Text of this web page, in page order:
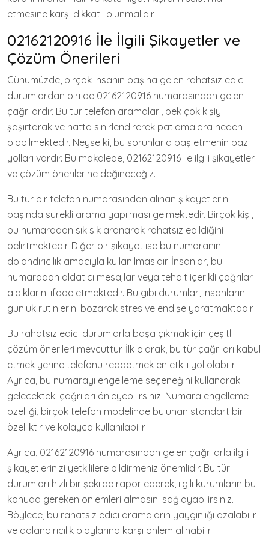
etmesine karşı dikkatli olunmalıdır.
02162120916 İle İlgili Şikayetler ve
Çözüm Önerileri
Günümüzde, birçok insanın başına gelen rahatsız edici
durumlardan biri de 02162120916 numarasından gelen
çağrılardır. Bu tür telefon aramaları, pek çok kişiyi
şaşırtarak ve hatta sinirlendirerek patlamalara neden
olabilmektedir. Neyse ki, bu sorunlarla baş etmenin bazı
yolları vardır. Bu makalede, 02162120916 ile ilgili şikayetler
ve çözüm önerilerine değineceğiz.
Bu tür bir telefon numarasından alınan şikayetlerin
başında sürekli arama yapılması gelmektedir. Birçok kişi,
bu numaradan sık sık aranarak rahatsız edildiğini
belirtmektedir. Diğer bir şikayet ise bu numaranın
dolandırıcılık amacıyla kullanılmasıdır. İnsanlar, bu
numaradan aldatıcı mesajlar veya tehdit içerikli çağrılar
aldıklarını ifade etmektedir. Bu gibi durumlar, insanların
günlük rutinlerini bozarak stres ve endişe yaratmaktadır.
Bu rahatsız edici durumlarla başa çıkmak için çeşitli
çözüm önerileri mevcuttur. İlk olarak, bu tür çağrıları kabul
etmek yerine telefonu reddetmek en etkili yol olabilir.
Ayrıca, bu numarayı engelleme seçeneğini kullanarak
gelecekteki çağrıları önleyebilirsiniz. Numara engelleme
özelliği, birçok telefon modelinde bulunan standart bir
özelliktir ve kolayca kullanılabilir.
Ayrıca, 02162120916 numarasından gelen çağrılarla ilgili
şikayetlerinizi yetkililere bildirmeniz önemlidir. Bu tür
durumları hızlı bir şekilde rapor ederek, ilgili kurumların bu
konuda gereken önlemleri almasını sağlayabilirsiniz.
Böylece, bu rahatsız edici aramaların yaygınlığı azalabilir
ve dolandırıcılık olaylarına karşı önlem alınabilir.